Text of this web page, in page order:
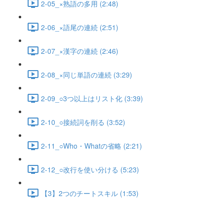
2-05_×熟語の多用 (2:48)
2-06_×語尾の連続 (2:51)
2-07_×漢字の連続 (2:46)
2-08_×同じ単語の連続 (3:29)
2-09_○3つ以上はリスト化 (3:39)
2-10_○接続詞を削る (3:52)
2-11_○Who・Whatの省略 (2:21)
2-12_○改行を使い分ける (5:23)
【3】2つのチートスキル (1:53)